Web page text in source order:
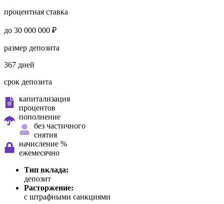
процентная ставка
до 30 000 000 ₽
размер депозита
367 дней
срок депозита
капитализация
процентов
пополнение
без частичного
снятия
начисление %
ежемесячно
Тип вклада:
депозит
Расторжение:
с штрафными санкциями